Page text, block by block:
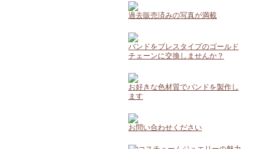
過去販売済みの写真が満載
バンドをブレスタイプのゴールド
チェーンに交換しませんか？
お好きな色材質でバンドを製作し
ます
お問い合わせください